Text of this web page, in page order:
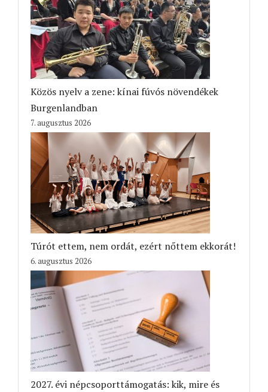
Közös nyelv a zene: kínai fúvós növendékek
Burgenlandban
7. augusztus 2026
Túrót ettem, nem ordát, ezért nőttem ekkorát!
6. augusztus 2026
2027. évi népcsoporttámogatás: kik, mire és